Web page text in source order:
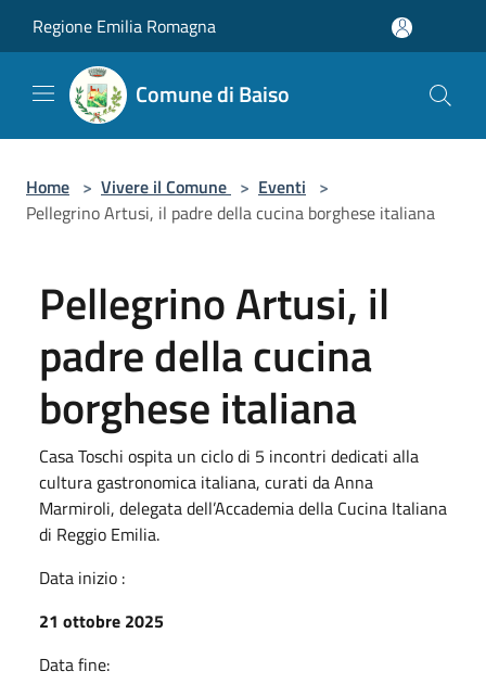
Regione Emilia Romagna
Comune di Baiso
Home > Vivere il Comune > Eventi >
Pellegrino Artusi, il padre della cucina borghese italiana
Pellegrino Artusi, il
padre della cucina
borghese italiana
Casa Toschi ospita un ciclo di 5 incontri dedicati alla
cultura gastronomica italiana, curati da Anna
Marmiroli, delegata dell’Accademia della Cucina Italiana
di Reggio Emilia.
Data inizio :
21 ottobre 2025
Data fine: